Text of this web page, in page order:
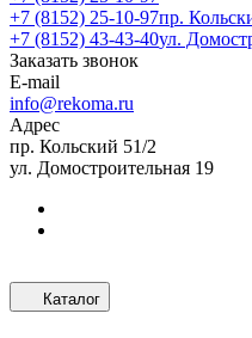
+7 (8152) 25-10-97пр.
+7 (8152) 43-43-40ул.
Заказать звонок
E-mail
info@rekoma.ru
Адрес
пр. Кольский 51/2
ул. Домостроительная 19
Каталог